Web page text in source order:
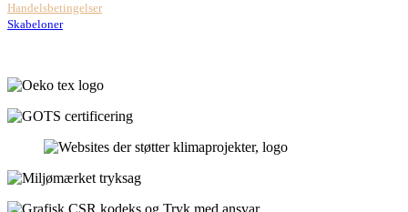
Handelsbetingelser
Skabeloner